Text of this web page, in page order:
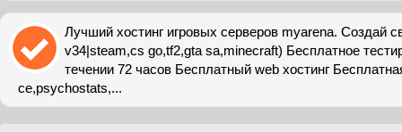
Лучший хостинг игровых серверов myarena. Создай
v34|steam,cs go,tf2,gta sa,minecraft) Бесплатное
течении 72 часов Бесплатный web хостинг
ce,psychostats,...